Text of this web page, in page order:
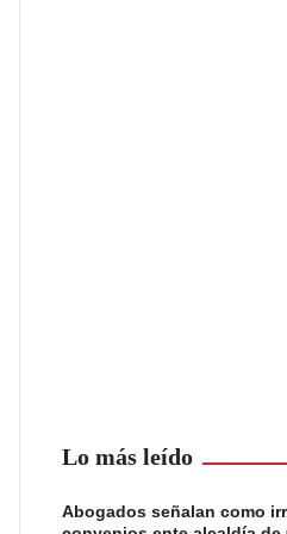
Lo más leído
Abogados señalan como